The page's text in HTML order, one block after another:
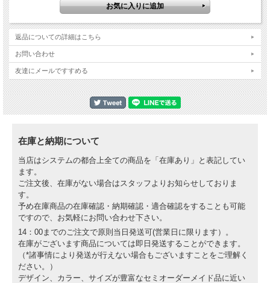
返品についての詳細はこちら
お問い合わせ
友達にメールですすめる
在庫と納期について
当店はシステムの都合上全ての商品を「在庫あり」と表記してい
ます。
ご注文後、在庫がない場合はスタッフよりお知らせしておりま
す。
予め在庫商品の在庫確認・納期確認・適合確認をすることも可能
ですので、お気軽にお問い合わせ下さい。
14：00までのご注文で原則当日発送可(営業日に限ります）。
在庫がございます商品については即日発送することができます。
（*諸事情により発送が行えない場合もございますことをご理解く
ださい。）
デザイン、カラー、サイズが豊富なセミオーダーメイド品に近い